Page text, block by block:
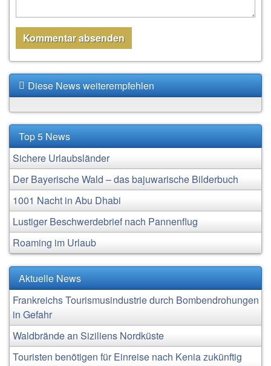
Diese News weiterempfehlen
Top 5 News
Sichere Urlaubsländer
Der Bayerische Wald – das bajuwarische Bilderbuch
1001 Nacht in Abu Dhabi
Lustiger Beschwerdebrief nach Pannenflug
Roaming im Urlaub
Aktuelle News
Frankreichs Tourismusindustrie durch Bombendrohungen
in Gefahr
Waldbrände an Siziliens Nordküste
Touristen benötigen für Einreise nach Kenia zukünftig